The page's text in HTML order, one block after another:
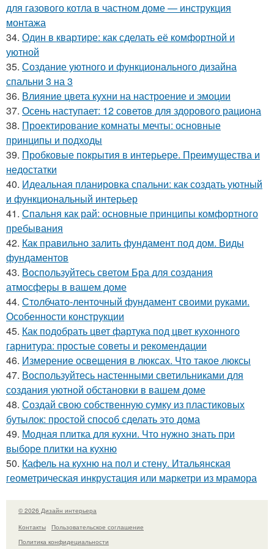
для газового котла в частном доме — инструкция
монтажа
34. Один в квартире: как сделать её комфортной и
уютной
35. Создание уютного и функционального дизайна
спальни 3 на 3
36. Влияние цвета кухни на настроение и эмоции
37. Осень наступает: 12 советов для здорового рациона
38. Проектирование комнаты мечты: основные
принципы и подходы
39. Пробковые покрытия в интерьере. Преимущества и
недостатки
40. Идеальная планировка спальни: как создать уютный
и функциональный интерьер
41. Спальня как рай: основные принципы комфортного
пребывания
42. Как правильно залить фундамент под дом. Виды
фундаментов
43. Воспользуйтесь светом Бра для создания
атмосферы в вашем доме
44. Столбчато-ленточный фундамент своими руками.
Особенности конструкции
45. Как подобрать цвет фартука под цвет кухонного
гарнитура: простые советы и рекомендации
46. Измерение освещения в люксах. Что такое люксы
47. Воспользуйтесь настенными светильниками для
создания уютной обстановки в вашем доме
48. Создай свою собственную сумку из пластиковых
бутылок: простой способ сделать это дома
49. Модная плитка для кухни. Что нужно знать при
выборе плитки на кухню
50. Кафель на кухню на пол и стену. Итальянская
геометрическая инкрустация или маркетри из мрамора
© 2026 Дизайн интерьера
Контакты
Пользовательское соглашение
Политика конфидециальности